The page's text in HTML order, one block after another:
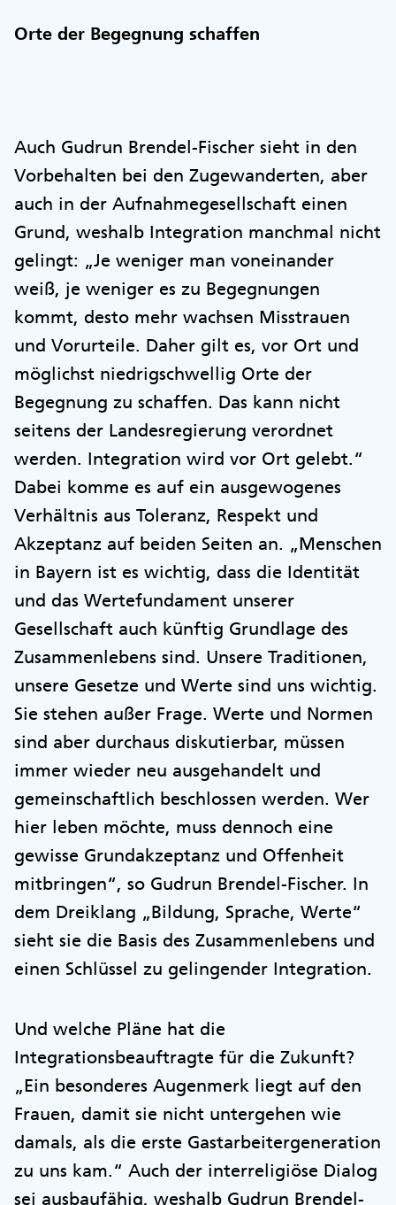
Orte der Begegnung schaffen
Auch Gudrun Brendel-Fischer sieht in den
Vorbehalten bei den Zugewanderten, aber
auch in der Aufnahmegesellschaft einen
Grund, weshalb Integration manchmal nicht
gelingt: „Je weniger man voneinander
weiß, je weniger es zu Begegnungen
kommt, desto mehr wachsen Misstrauen
und Vorurteile. Daher gilt es, vor Ort und
möglichst niedrigschwellig Orte der
Begegnung zu schaffen. Das kann nicht
seitens der Landesregierung verordnet
werden. Integration wird vor Ort gelebt.“
Dabei komme es auf ein ausgewogenes
Verhältnis aus Toleranz, Respekt und
Akzeptanz auf beiden Seiten an. „Menschen
in Bayern ist es wichtig, dass die Identität
und das Wertefundament unserer
Gesellschaft auch künftig Grundlage des
Zusammenlebens sind. Unsere Traditionen,
unsere Gesetze und Werte sind uns wichtig.
Sie stehen außer Frage. Werte und Normen
sind aber durchaus diskutierbar, müssen
immer wieder neu ausgehandelt und
gemeinschaftlich beschlossen werden. Wer
hier leben möchte, muss dennoch eine
gewisse Grundakzeptanz und Offenheit
mitbringen“, so Gudrun Brendel-Fischer. In
dem Dreiklang „Bildung, Sprache, Werte“
sieht sie die Basis des Zusammenlebens und
einen Schlüssel zu gelingender Integration.
Und welche Pläne hat die
Integrationsbeauftragte für die Zukunft?
„Ein besonderes Augenmerk liegt auf den
Frauen, damit sie nicht untergehen wie
damals, als die erste Gastarbeitergeneration
zu uns kam.“ Auch der interreligiöse Dialog
sei ausbaufähig, weshalb Gudrun Brendel-